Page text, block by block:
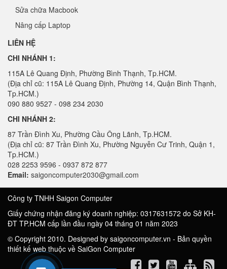
Sửa chữa Macbook
Nâng cấp Laptop
LIÊN HỆ
CHI NHÁNH 1:
115A Lê Quang Định, Phường Bình Thạnh, Tp.HCM.
(Địa chỉ cũ: 115A Lê Quang Định, Phường 14, Quận Bình Thạnh,
Tp.HCM.)
090 880 9527 - 098 234 2030
CHI NHÁNH 2:
87 Trần Đình Xu, Phường Cầu Ông Lãnh, Tp.HCM.
(Địa chỉ cũ: 87 Trần Đình Xu, Phường Nguyễn Cư Trinh, Quận 1,
Tp.HCM.)
028 2253 9596 - 0937 872 877
Email: saigoncomputer2030@gmail.com
Công ty TNHH Saigon Computer
Giấy chứng nhận đăng ký doanh nghiệp: 0317631572 do Sở KH-
ĐT TP.HCM cấp lần đầu ngày 04 tháng 01 năm 2023
© Copyright 2010. Designed by saigoncomputer.vn - Bản quyền
thiết kế web thuộc về SaiGon Computer